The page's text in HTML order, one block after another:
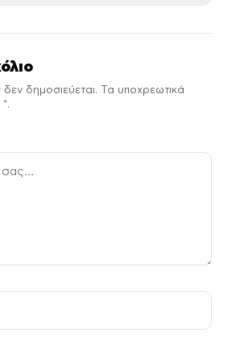
δημοσιεύεται. Τα υποχρεωτικά
*.